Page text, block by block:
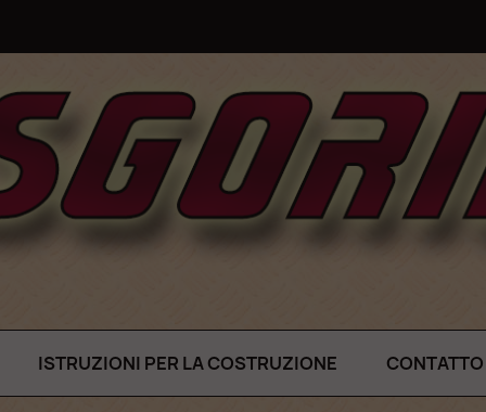
ISTRUZIONI PER LA COSTRUZIONE CONTATTO